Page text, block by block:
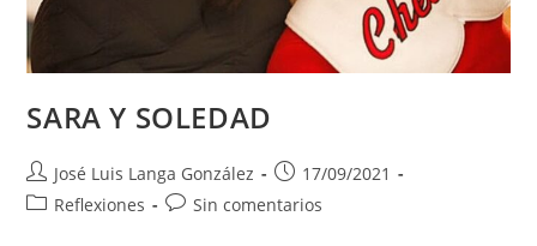
SARA Y SOLEDAD
Autor
de
José Luis Langa González
Publicación
de
17/09/2021
Categoría
Reflexiones
Comentarios
Sin comentarios